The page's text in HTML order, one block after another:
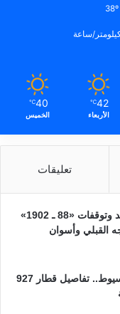
42
℃
الأربعاء
40
℃
الخميس
تعليقات
قطارات أسباني.. مواعيد وتوقفات «88 ـ 1902»
القبلي وأسوان
يتوقف 6 محطات بعد أسيوط.. تفاصيل قطار 927